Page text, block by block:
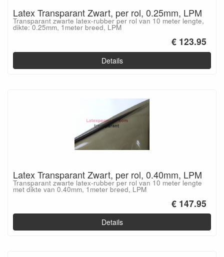
Latex Transparant Zwart, per rol, 0.25mm, LPM
Transparant zwarte latex-rubber per rol van 10 meter lengte,
dikte: 0.25mm, 1meter breed, LPM
€ 123.95
Details
Latex Transparant Zwart, per rol, 0.40mm, LPM
Transparant zwarte latex-rubber per rol van 10 meter lengte
met dikte van 0.40mm, 1meter breed, LPM
€ 147.95
Details